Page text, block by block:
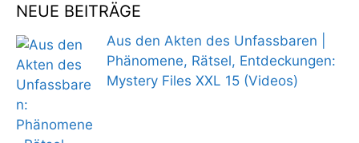
NEUE BEITRÄGE
Aus den Akten des Unfassbaren |
Phänomene, Rätsel, Entdeckungen:
Mystery Files XXL 15 (Videos)